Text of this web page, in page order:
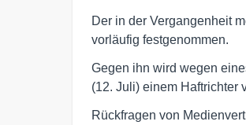
Der in der Vergangenheit
vorläufig festgenommen.
Gegen ihn wird wegen
(12. Juli) einem Haftrichter
Rückfragen von